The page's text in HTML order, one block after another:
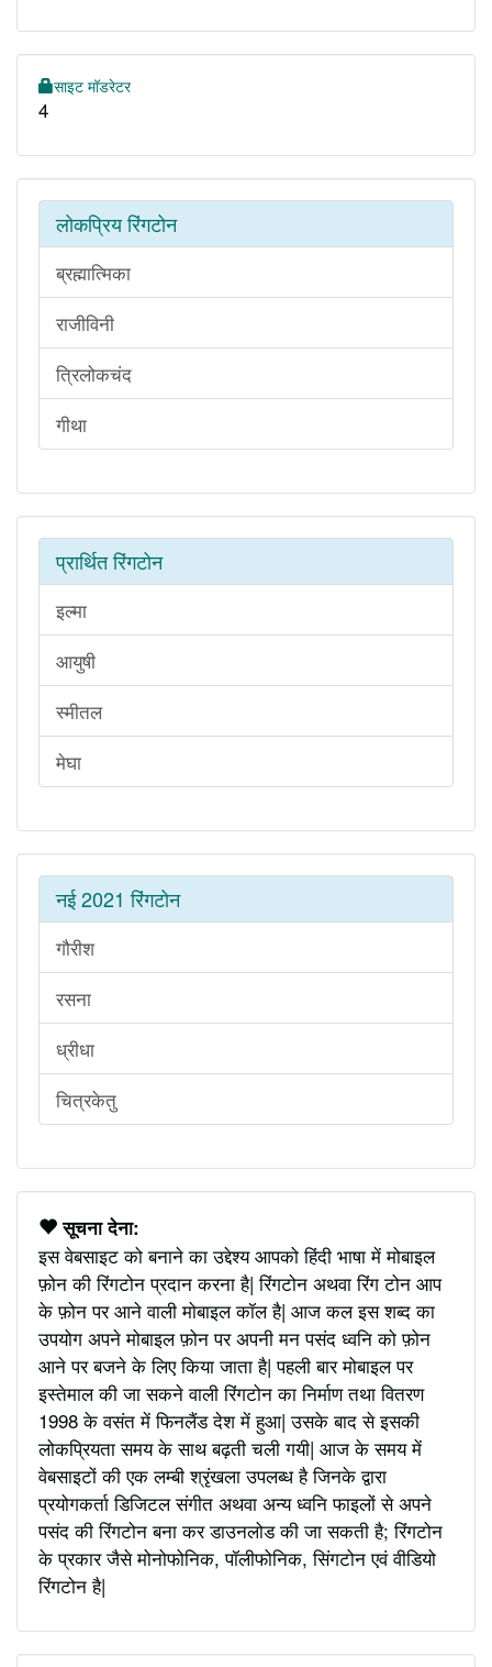
साइट मॉडरेटर
4
लोकप्रिय रिंगटोन
ब्रह्मात्मिका
राजीविनी
त्रिलोकचंद
गीथा
प्रार्थित रिंगटोन
इल्मा
आयुषी
स्मीतल
मेघा
नई 2021 रिंगटोन
गौरीश
रसना
ध्रीधा
चित्रकेतु
सूचना देना:
इस वेबसाइट को बनाने का उद्देश्य आपको हिंदी भाषा में मोबाइल
फ़ोन की रिंगटोन प्रदान करना है| रिंगटोन अथवा रिंग टोन आप
के फ़ोन पर आने वाली मोबाइल कॉल है| आज कल इस शब्द का
उपयोग अपने मोबाइल फ़ोन पर अपनी मन पसंद ध्वनि को फ़ोन
आने पर बजने के लिए किया जाता है| पहली बार मोबाइल पर
इस्तेमाल की जा सकने वाली रिंगटोन का निर्माण तथा वितरण
1998 के वसंत में फिनलैंड देश में हुआ| उसके बाद से इसकी
लोकप्रियता समय के साथ बढ़ती चली गयी| आज के समय में
वेबसाइटों की एक लम्बी श्रृंखला उपलब्ध है जिनके द्वारा
प्रयोगकर्ता डिजिटल संगीत अथवा अन्य ध्वनि फाइलों से अपने
पसंद की रिंगटोन बना कर डाउनलोड की जा सकती है; रिंगटोन
के प्रकार जैसे मोनोफोनिक, पॉलीफोनिक, सिंगटोन एवं वीडियो
रिंगटोन है|